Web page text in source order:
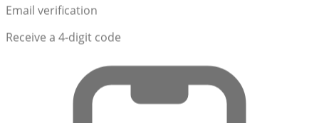
Email verification
Receive a 4-digit code